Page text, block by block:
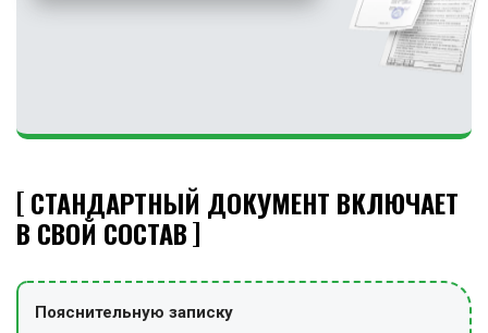
СТАНДАРТНЫЙ ДОКУМЕНТ ВКЛЮЧАЕТ
В СВОЙ СОСТАВ
Пояснительную записку